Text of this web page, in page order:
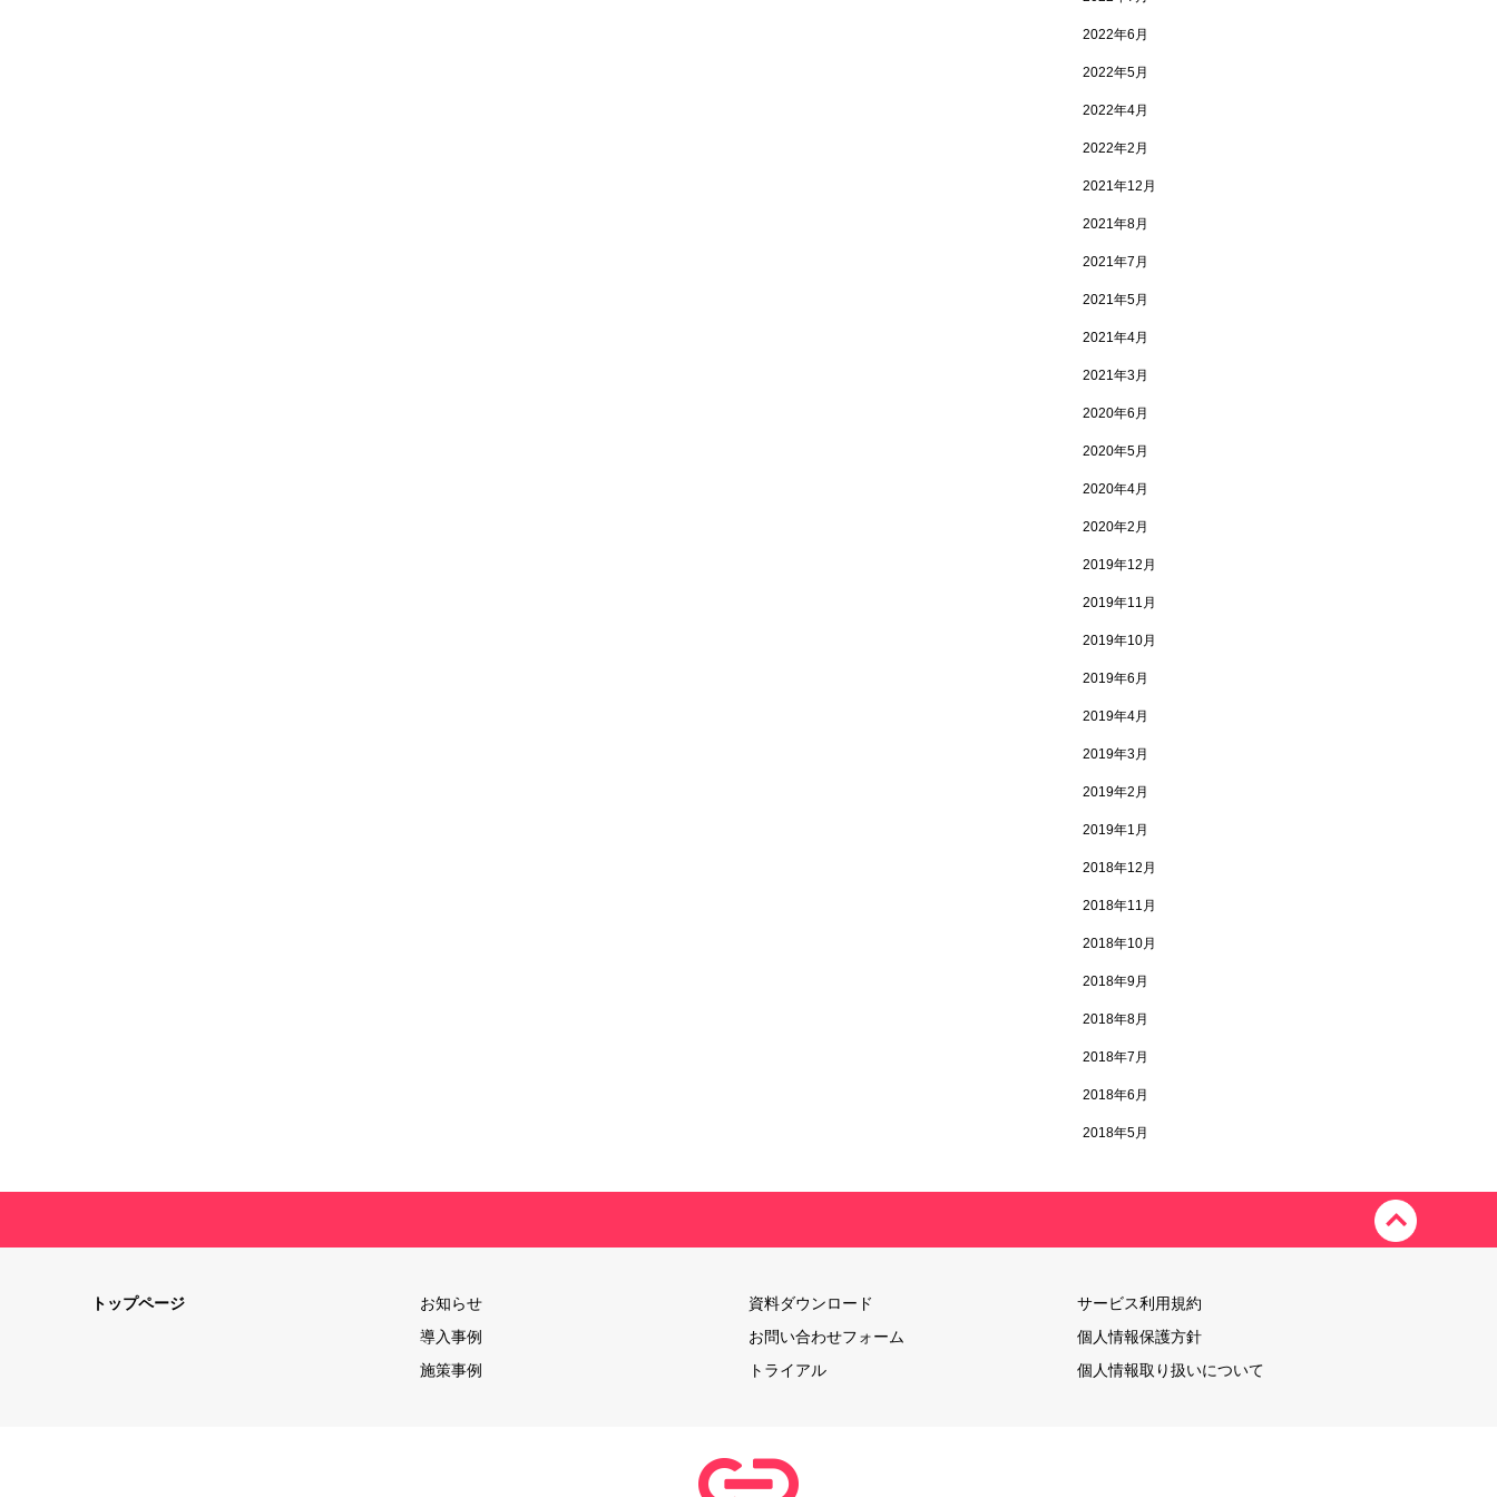
2022年6月
2022年5月
2022年4月
2022年2月
2021年12月
2021年8月
2021年7月
2021年5月
2021年4月
2021年3月
2020年6月
2020年5月
2020年4月
2020年2月
2019年12月
2019年11月
2019年10月
2019年6月
2019年4月
2019年3月
2019年2月
2019年1月
2018年12月
2018年11月
2018年10月
2018年9月
2018年8月
2018年7月
2018年6月
2018年5月
トップページ
お知らせ
導入事例
施策事例
資料ダウンロード
お問い合わせフォーム
トライアル
サービス利用規約
個人情報保護方針
個人情報取り扱いについて